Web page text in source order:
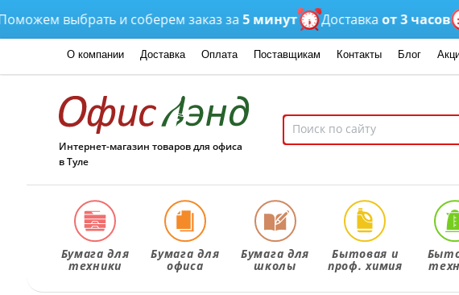
выбрать и соберем заказ за5 минут Доставкаот 3 часов
О компании Доставка Оплата Поставщикам Контакты Блог
Интернет-магазин товаров для офиса
в Туле
Бумага для
техники
Бумага для
офиса
Бумага для
школы
Бытовая и
проф. химия